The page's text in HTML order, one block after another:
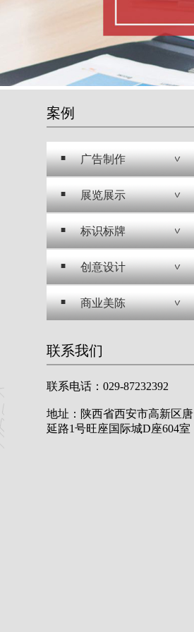
案例
广告制作
展览展示
标识标牌
创意设计
商业美陈
联系我们
联系电话：029-87232392
地址：陕西省西安市高新区唐
延路1号旺座国际城D座604室